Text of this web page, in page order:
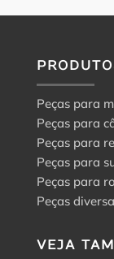
Peças para
Peças para
Peças para
Peças para
Peças para
Peças
VEJA